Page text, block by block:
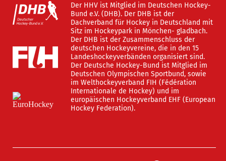
Der HHV ist Mitglied im Deutschen Hockey-
Bund e.V. (DHB). Der DHB ist der
Dachverband für Hockey in Deutschland mit
Sitz im Hockeypark in Mönchen- gladbach.
Der DHB ist der Zusammenschluss der
deutschen Hockeyvereine, die in den 15
Landeshockeyverbänden organisiert sind.
Der Deutsche Hockey-Bund ist Mitglied im
Deutschen Olympischen Sportbund, sowie
im Welthockeyverband FIH (Fédération
Internationale de Hockey) und im
europäischen Hockeyverband EHF (European
Hockey Federation).